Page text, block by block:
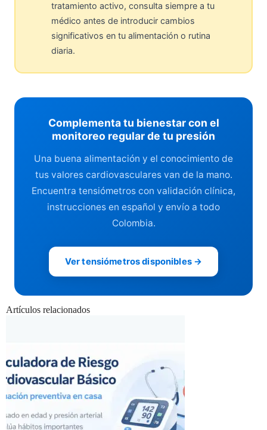
tratamiento activo, consulta siempre a tu
médico antes de introducir cambios
significativos en tu alimentación o rutina
diaria.
Complementa tu bienestar con el
monitoreo regular de tu presión
Una buena alimentación y el conocimiento de
tus valores cardiovasculares van de la mano.
Encuentra tensiómetros con validación clínica,
instrucciones en español y envío a todo
Colombia.
Ver tensiómetros disponibles →
Artículos relacionados